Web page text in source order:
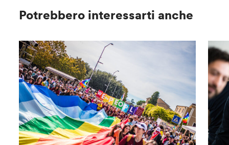
Potrebbero interessarti anche